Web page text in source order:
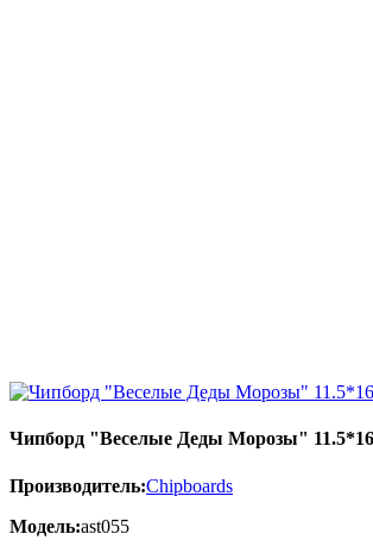
Чипборд "Веселые Деды Морозы"
Производитель:Chipboards
Модель:ast055